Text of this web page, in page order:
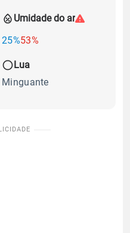
Umidade do ar
25%53%
Lua
Minguante